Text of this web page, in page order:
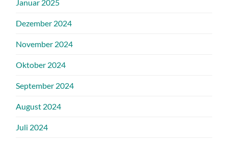
Januar 2025
Dezember 2024
November 2024
Oktober 2024
September 2024
August 2024
Juli 2024